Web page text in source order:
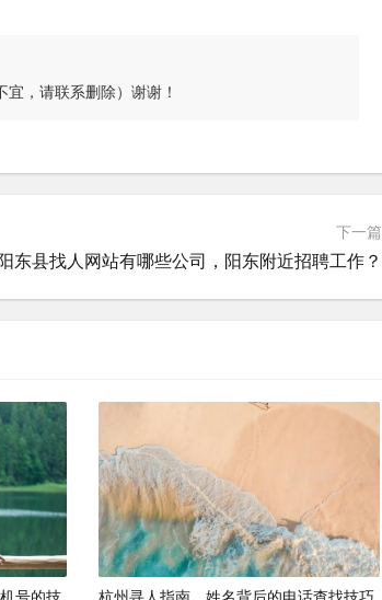
，请联系删除）谢谢！
下一篇
东县找人网站有哪些公司，阳东附近招聘工作？